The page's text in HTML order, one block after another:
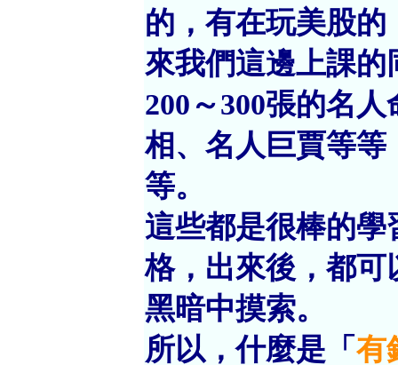
的，有在玩美股
來我們這邊上課
200～300張的名
相、名人巨賈等
等。
這些都是很棒的
格，出來後，都
黑暗中摸索。
所以，什麼是「 有